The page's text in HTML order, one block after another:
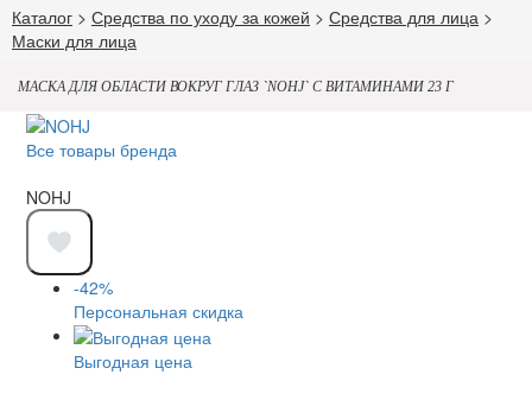
Каталог > Средства по уходу за кожей > Средства для лица >
Маски для лица
МАСКА ДЛЯ ОБЛАСТИ ВОКРУГ ГЛАЗ `NOHJ` С ВИТАМИНАМИ 23 Г
Все товары бренда
NOHJ
-42%
Персональная скидка
Выгодная цена